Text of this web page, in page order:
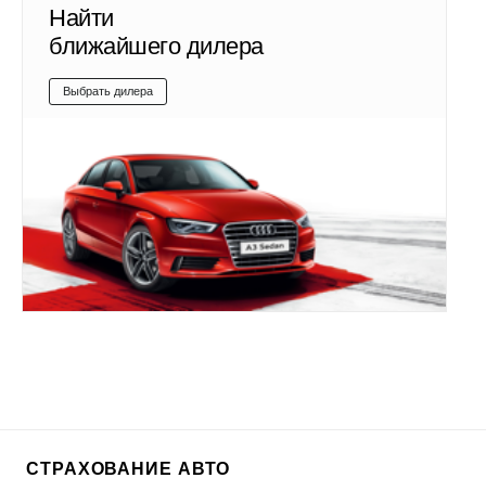
Найти
ближайшего дилера
Выбрать дилера
СТРАХОВАНИЕ АВТО